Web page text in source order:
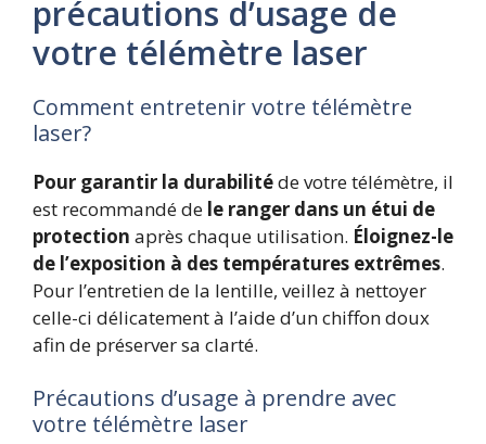
précautions d’usage de
votre télémètre laser
Comment entretenir votre télémètre
laser?
Pour garantir la durabilitéde votre télémètre, il
est recommandé de le ranger dans un étui de
protection après chaque utilisation. Éloignez-le
de l’exposition à des températures extrêmes.
Pour l’entretien de la lentille, veillez à nettoyer
celle-ci délicatement à l’aide d’un chiffon doux
afin de préserver sa clarté.
Précautions d’usage à prendre avec
votre télémètre laser